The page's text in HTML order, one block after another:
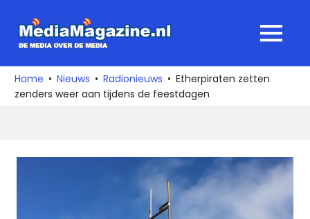
naar
media
over
de
MENU
Home Nieuws Radionieuws
Etherpiraten zetten
zenders weer aan tijdens de feestdagen